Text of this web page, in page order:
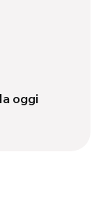
oggi